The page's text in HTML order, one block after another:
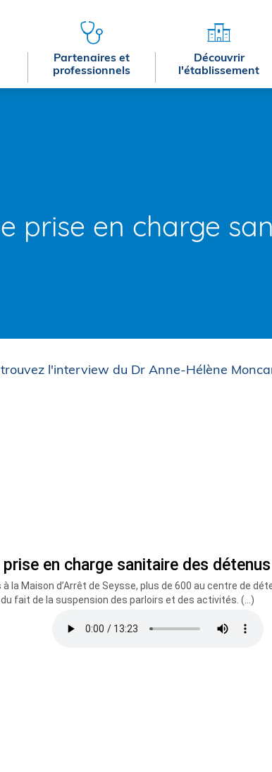
Partenaires et
professionnels
Découvrir
l'établissement
prise en charge
l'interview du Dr Anne-Hélène